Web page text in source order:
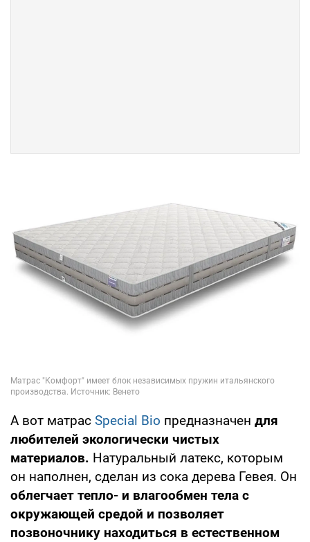
А вот матрас Special Bio предназначен для
любителей экологически чистых
материалов. Натуральный латекс, которым
он наполнен, сделан из сока дерева Гевея. Он
облегчает тепло- и влагообмен тела с
окружающей средой и позволяет
позвоночнику находиться в естественном